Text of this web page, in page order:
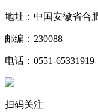
地址：中国安徽省合
邮编：230088
电话：0551-65331919
扫码关注